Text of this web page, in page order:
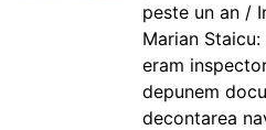
peste un an /
Marian
eram
depunem
decontarea